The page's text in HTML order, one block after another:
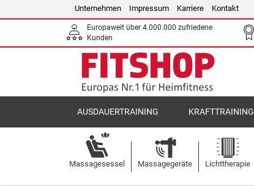
Unternehmen Impressum Karriere Kontakt
Europaweit über 4.000.000 zufriedene
Kunden
AUSDAUERTRAINING KRAFTTRAINING
Massagesessel Massagegeräte Lichttherapie